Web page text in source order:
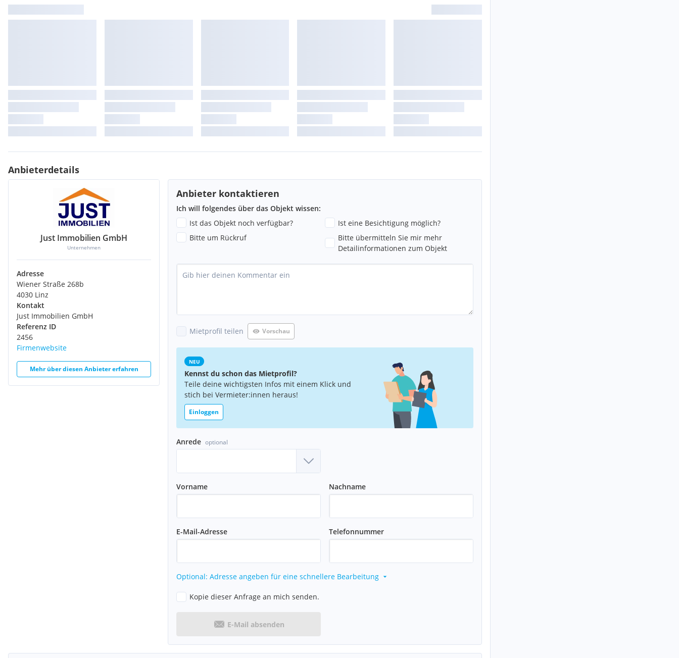
Anbieterdetails
Just Immobilien GmbH
Unternehmen
Adresse
Wiener Straße 268b
4030 Linz
Kontakt
Just Immobilien GmbH
Referenz ID
2456
Firmenwebsite
Mehr über diesen Anbieter erfahren
Anbieter kontaktieren
Ich will folgendes über das Objekt wissen:
Ist das Objekt noch verfügbar?
Ist eine Besichtigung möglich?
Bitte um Rückruf
Bitte übermitteln Sie mir mehr
Detailinformationen zum Objekt
Mietprofil teilen Vorschau
NEU
Kennst du schon das Mietprofil?
Teile deine wichtigsten Infos mit einem Klick und
stich bei Vermieter:innen heraus!
Einloggen
Anrede optional
Vorname Nachname
E-Mail-Adresse Telefonnummer
Optional: Adresse angeben für eine schnellere Bearbeitung
Kopie dieser Anfrage an mich senden.
E-Mail absenden